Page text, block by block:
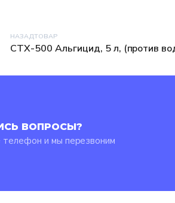
НАЗАДТОВАР
СТХ-500 Альгицид, 5 л, (против
ВОПРОСЫ?
телефон и мы перезвоним